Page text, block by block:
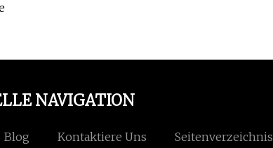
NAVIGATION
Blog Kontaktiere Uns Seitenverzeichnis